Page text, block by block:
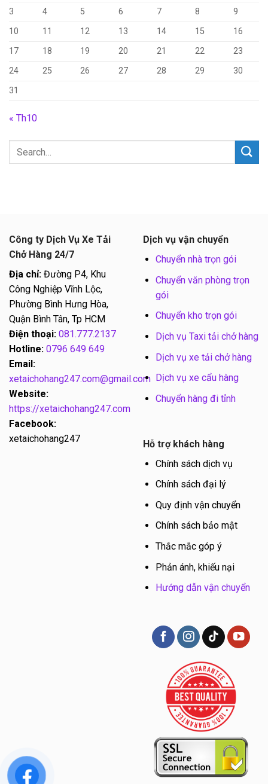
3
4 5 6 7 8
9
10
11 12 13 14 15
16
17
18 19 20 21 22
23
24
25 26 27 28 29
30
31
« Th10
Công ty Dịch Vụ Xe Tải
Chở Hàng 24/7
Địa chỉ: Đường P4, Khu
Công Nghiệp Vĩnh Lộc,
Phường Bình Hưng Hòa,
Quận Bình Tân, Tp HCM
Điện thoại: 081.777.2137
Hotline: 0796 649 649
Email:
xetaichohang247.com@gmail.com
Website:
https://xetaichohang247.com
Facebook:
xetaichohang247
Dịch vụ vận chuyển
Chuyển nhà trọn gói
Chuyển văn phòng trọn
gói
Chuyển kho trọn gói
Dịch vụ Taxi tải chở hàng
Dịch vụ xe tải chở hàng
Dịch vụ xe cẩu hàng
Chuyển hàng đi tỉnh
Hỗ trợ khách hàng
Chính sách dịch vụ
Chính sách đại lý
Quy định vận chuyển
Chính sách bảo mật
Thắc mắc góp ý
Phản ánh, khiếu nại
Hướng dẫn vận chuyển